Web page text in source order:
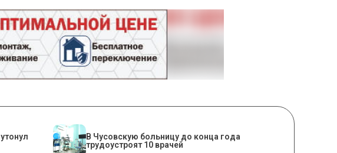
В Чусовскую больницу до конца года
трудоустроят 10 врачей